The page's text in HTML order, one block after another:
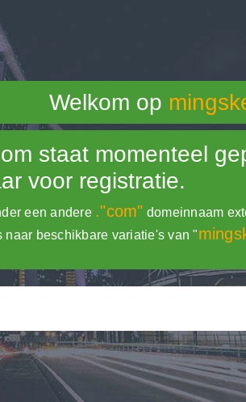
Welkom op
staat momenteel
voor registratie.
een andere ."com" domeinnaam
naar beschikbare variatie's van "